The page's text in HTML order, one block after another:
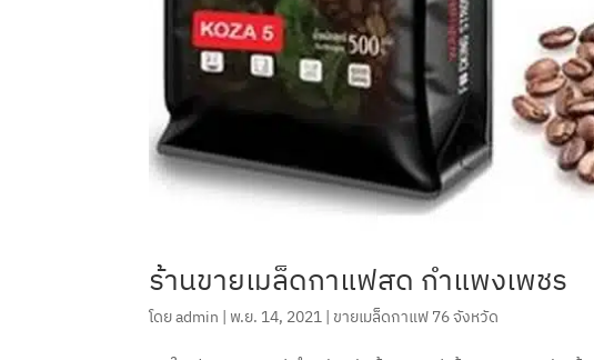
ร้านขายเมล็ดกาแฟสด กำแพงเพชร
โดยadmin | พ.ย. 14, 2021 | ขายเมล็ดกาแฟ 76 จังหวัด